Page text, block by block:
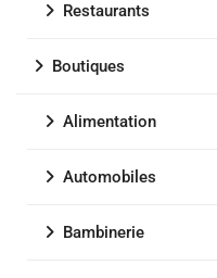
Restaurants
Boutiques
Alimentation
Automobiles
Bambinerie